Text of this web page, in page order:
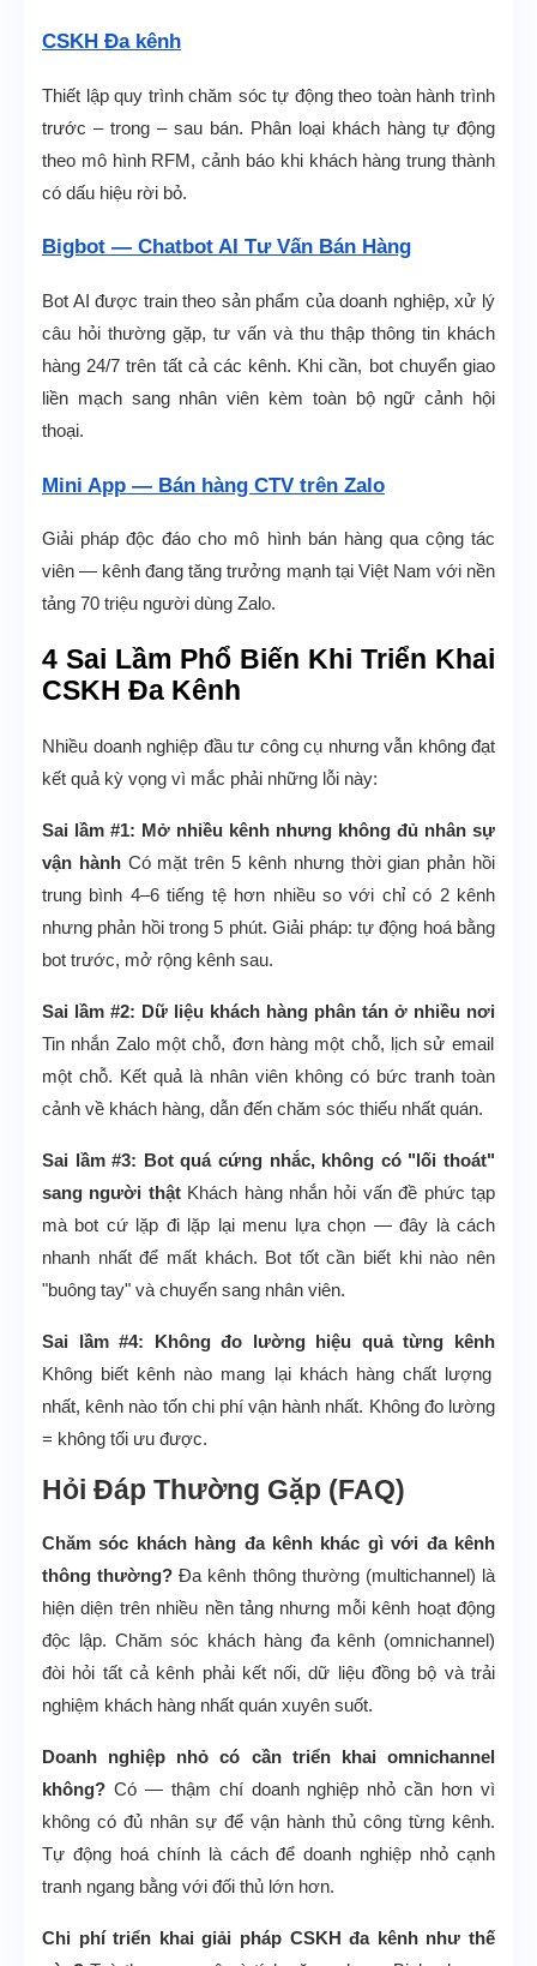
CSKH Đa kênh
Thiết lập quy trình chăm sóc tự động theo toàn hành trình
trước – trong – sau bán. Phân loại khách hàng tự động
theo mô hình RFM, cảnh báo khi khách hàng trung thành
có dấu hiệu rời bỏ.
Bigbot — Chatbot AI Tư Vấn Bán Hàng
Bot AI được train theo sản phẩm của doanh nghiệp, xử lý
câu hỏi thường gặp, tư vấn và thu thập thông tin khách
hàng 24/7 trên tất cả các kênh. Khi cần, bot chuyển giao
liền mạch sang nhân viên kèm toàn bộ ngữ cảnh hội
thoại.
Mini App — Bán hàng CTV trên Zalo
Giải pháp độc đáo cho mô hình bán hàng qua cộng tác
viên — kênh đang tăng trưởng mạnh tại Việt Nam với nền
tảng 70 triệu người dùng Zalo.
4 Sai Lầm Phổ Biến Khi Triển Khai
CSKH Đa Kênh
Nhiều doanh nghiệp đầu tư công cụ nhưng vẫn không đạt
kết quả kỳ vọng vì mắc phải những lỗi này:
Sai lầm #1: Mở nhiều kênh nhưng không đủ nhân sự
vận hànhCó mặt trên 5 kênh nhưng thời gian phản hồi
trung bình 4–6 tiếng tệ hơn nhiều so với chỉ có 2 kênh
nhưng phản hồi trong 5 phút. Giải pháp: tự động hoá bằng
bot trước, mở rộng kênh sau.
Sai lầm #2: Dữ liệu khách hàng phân tán ở nhiều nơi
Tin nhắn Zalo một chỗ, đơn hàng một chỗ, lịch sử email
một chỗ. Kết quả là nhân viên không có bức tranh toàn
cảnh về khách hàng, dẫn đến chăm sóc thiếu nhất quán.
Sai lầm #3: Bot quá cứng nhắc, không có "lối thoát"
sang người thậtKhách hàng nhắn hỏi vấn đề phức tạp
mà bot cứ lặp đi lặp lại menu lựa chọn — đây là cách
nhanh nhất để mất khách. Bot tốt cần biết khi nào nên
"buông tay" và chuyển sang nhân viên.
Sai lầm #4: Không đo lường hiệu quả từng kênh
Không biết kênh nào mang lại khách hàng chất lượng
nhất, kênh nào tốn chi phí vận hành nhất. Không đo lường
= không tối ưu được.
Hỏi Đáp Thường Gặp (FAQ)
Chăm sóc khách hàng đa kênh khác gì với đa kênh
thông thường? Đa kênh thông thường (multichannel) là
hiện diện trên nhiều nền tảng nhưng mỗi kênh hoạt động
độc lập. Chăm sóc khách hàng đa kênh (omnichannel)
đòi hỏi tất cả kênh phải kết nối, dữ liệu đồng bộ và trải
nghiệm khách hàng nhất quán xuyên suốt.
Doanh nghiệp nhỏ có cần triển khai omnichannel
không? Có — thậm chí doanh nghiệp nhỏ cần hơn vì
không có đủ nhân sự để vận hành thủ công từng kênh.
Tự động hoá chính là cách để doanh nghiệp nhỏ cạnh
tranh ngang bằng với đối thủ lớn hơn.
Chi phí triển khai giải pháp CSKH đa kênh như thế